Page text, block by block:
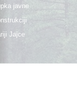
javne
Jajce